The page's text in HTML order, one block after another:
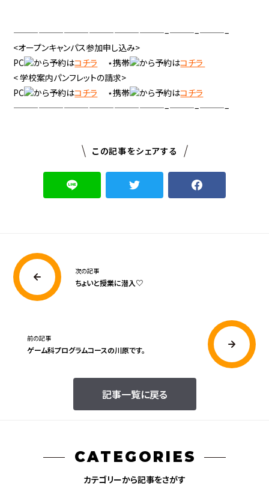
——————————————————–———–———–
<オープンキャンパス参加申し込み>
PC
から予約はコチラ ⋆携帯 から予約はコチラ
< 学校案内パンフレットの請求>
PC
から予約はコチラ ⋆携帯 から予約はコチラ
——————————————————–———–———–
この記事をシェアする
次の記事
ちょいと授業に潜入♡
記事一覧に戻る
前の記事
ゲーム科プログラムコースの川原です。
CATEGORIES
カテゴリーから記事をさがす